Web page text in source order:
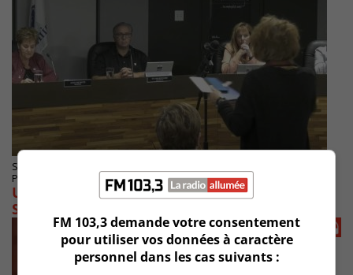
SAINT-CATHERINE
Publié le 23 octobre 2024 à 08h59
Une citoyenne inquiète pour la sécurité à
Sainte-Catherine
FM 103,3 demande votre consentement
pour utiliser vos données à caractère
personnel dans les cas suivants :